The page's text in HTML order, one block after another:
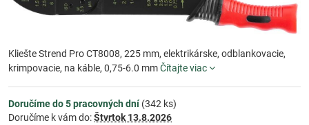
Kliešte Strend Pro CT8008, 225 mm, elektrikárske, odblankovacie,
krimpovacie, na káble, 0,75-6.0 mmČítajte viac
Doručíme do 5 pracovných dní(342 ks)
Doručíme k vám do:Štvrtok13.8.2026